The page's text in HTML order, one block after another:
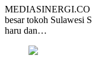
MEDIASINERGI.CO
besar tokoh Sulawesi
haru dan…